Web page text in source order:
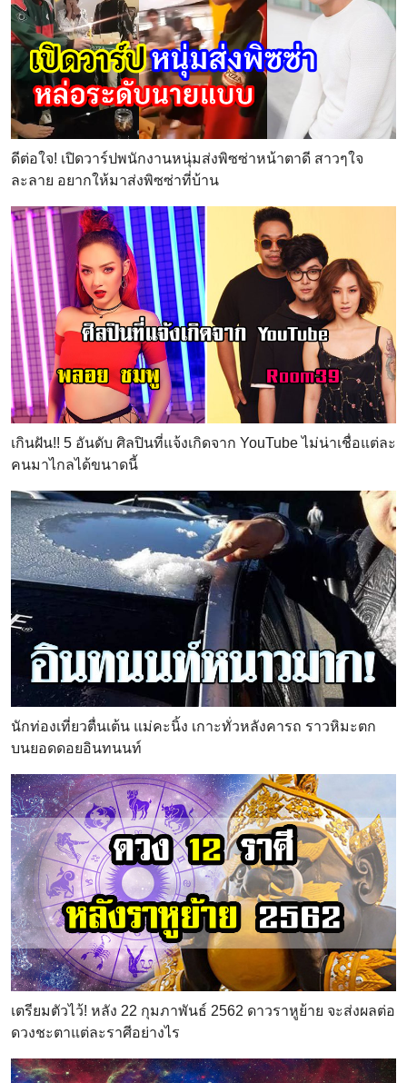
ดีต่อใจ! เปิดวาร์ปพนักงานหนุ่มส่งพิซซ่าหน้าตาดี สาวๆใจ
ละลาย อยากให้มาส่งพิซซ่าที่บ้าน
เกินฝัน!! 5 อันดับ ศิลปินที่แจ้งเกิดจาก YouTube ไม่น่าเชื่อแต่ละ
คนมาไกลได้ขนาดนี้
นักท่องเที่ยวตื่นเต้น แม่คะนิ้ง เกาะทั่วหลังคารถ ราวหิมะตก
บนยอดดอยอินทนนท์
เตรียมตัวไว้! หลัง 22 กุมภาพันธ์ 2562 ดาวราหูย้าย จะส่งผลต่อ
ดวงชะตาแต่ละราศีอย่างไร